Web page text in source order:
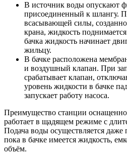
В источник воды опускают
присоединенный к шлангу.
всасывающей силы,
крана, жидкость
бачка жидкость начинает
жильцу.
В бачке расположена
и воздушный клапан. При
срабатывает клапан,
уровень жидкости в бачке
запускает работу насоса.
Преимущество станции
работает в щадящем режиме с
Подача воды осуществляется
пока в бачке имеется жидкость,
объём.